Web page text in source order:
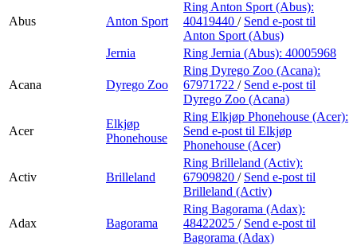
Abus Anton Sport
Ring Anton Sport (Abus):
40419440 / Send e-post til
Anton Sport (Abus)
Jernia
Ring Jernia (Abus): 40005968
Acana Dyrego Zoo
Ring Dyrego Zoo (Acana):
67971722 / Send e-post til
Dyrego Zoo (Acana)
Acer
Elkjøp
Phonehouse
Ring Elkjøp Phonehouse (Acer):
Send e-post til Elkjøp
Phonehouse (Acer)
Activ Brilleland
Ring Brilleland (Activ):
67909820 / Send e-post til
Brilleland (Activ)
Adax Bagorama
Ring Bagorama (Adax):
48422025 / Send e-post til
Bagorama (Adax)